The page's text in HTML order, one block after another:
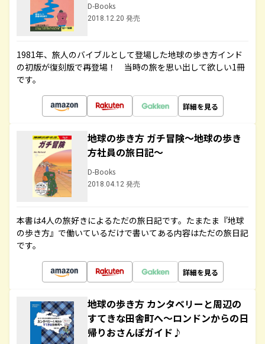
D-Books
2018.12.20 発売
1981年、旅人のバイブルとして登場した地球の歩き方インド
の初版が復刻版で再登場！ 当時の旅を思い出して欲しい1冊
です。
詳細を見る
地球の歩き方 ガチ冒険～地球の歩き
方社員の旅日記～
D-Books
2018.04.12 発売
本書は4人の旅好きによるただの旅日記です。たまたま『地球
の歩き方』で働いているだけで書いてある内容はただの旅日記
です。
詳細を見る
地球の歩き方 カンタベリーと周辺の
すてきな田舎町へ～ロンドンからの日
帰りおさんぽガイド♪